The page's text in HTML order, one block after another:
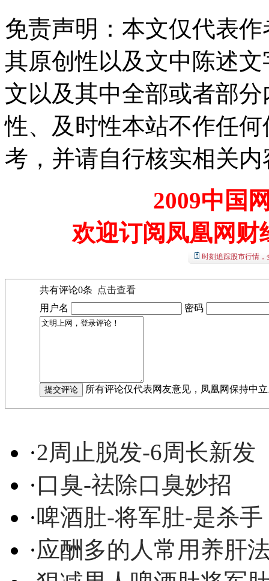
免责声明：本文仅代表
其原创性以及文中陈述
文以及其中全部或者部
性、及时性本站不作任
考，并请自行核实相关内
2009中国
欢迎订阅凤凰网财
时刻追踪股市行情
共有评论0条
点击查看
用户名
密码
所有评论仅代表网友意见，凤凰网保持中
·2周止脱发-6周长新发
·口臭-祛除口臭妙招
·啤酒肚-将军肚-是杀手
·应酬多的人常用养肝